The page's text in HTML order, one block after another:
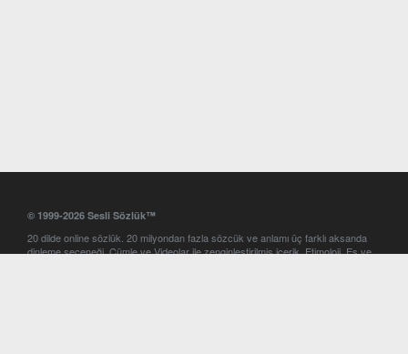
© 1999-2026 Sesli Sözlük™
20 dilde online sözlük. 20 milyondan fazla sözcük ve anlamı üç farklı aksanda
dinleme seçeneği. Cümle ve Videolar ile zenginleştirilmiş içerik. Etimoloji, Eş ve